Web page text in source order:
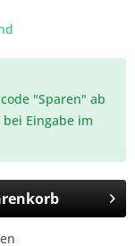
"Sparen" ab
Eingabe im